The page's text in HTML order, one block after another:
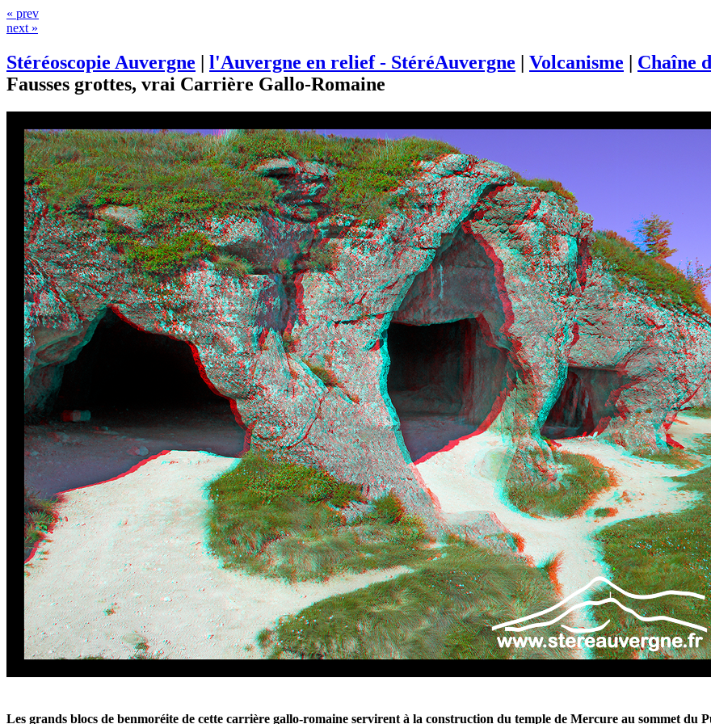
« prev
next »
Stéréoscopie Auvergne | l'Auvergne en relief - StéréAuvergne | Volcanisme | Chaîne
Fausses grottes, vrai Carrière Gallo-Romaine
Les grands blocs de benmoréite de cette carrière gallo-romaine servirent à la construction du temple de Mercure au sommet du